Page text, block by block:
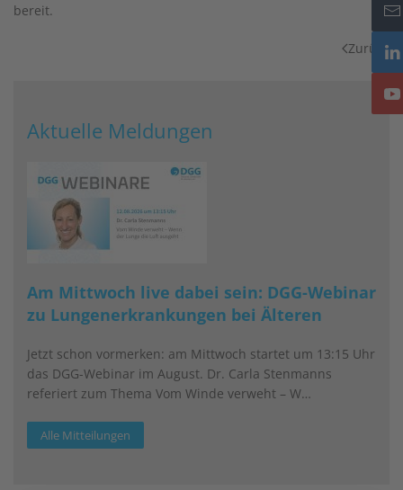
bereit.
Zurück
Aktuelle Meldungen
Am Mittwoch live dabei sein: DGG-Webinar
zu Lungenerkrankungen bei Älteren
Jetzt schon vormerken: am Mittwoch startet um 13:15 Uhr
das DGG-Webinar im August. Dr. Carla Stenmanns
referiert zum Thema Vom Winde verweht – W…
Alle Mitteilungen